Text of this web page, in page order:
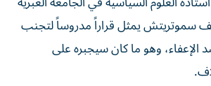
‌سموتريتش يمثل قراراً مدروساً لتجنب
وهو ما كان سيجبره على